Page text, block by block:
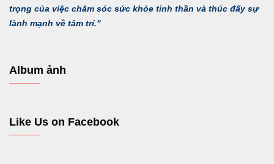
trọng của việc chăm sóc sức khỏe tinh thần và thúc đẩy sự
lành mạnh về tâm trí."
Album ảnh
Like Us on Facebook